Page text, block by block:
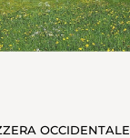
OCCIDENTALE